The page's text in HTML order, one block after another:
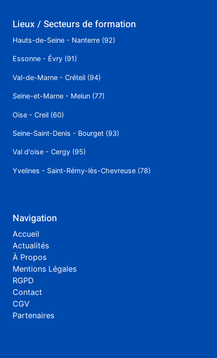
Lieux / Secteurs de formation
Hauts-de-Seine - Nanterre (92)
Essonne - Évry (91)
Val-de-Marne - Créteil (94)
Seine-et-Marne - Melun (77)
Oise - Creil (60)
Seine-Saint-Denis - Bourget (93)
Val d'oise - Cergy (95)
Yvelines - Saint-Rémy-lès-Chevreuse (78)
Navigation
Accueil
Actualités
À Propos
Mentions Légales
RGPD
Contact
CGV
Partenaires